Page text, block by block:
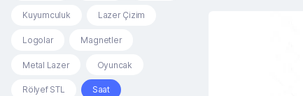
Kuyumculuk Lazer Çizim
Logolar Magnetler
Metal Lazer Oyuncak
Rölyef STL Saat